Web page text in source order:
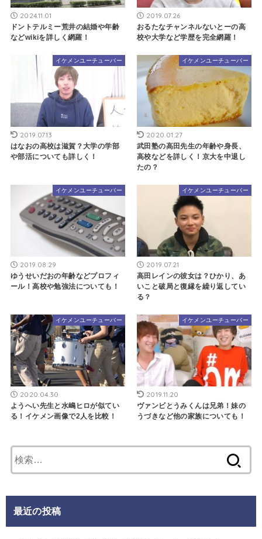
2024.11.01
ドントテルミー荒井の結婚や年齢
などwikiを詳しく網羅！
2019.07.26
おるたなチャンネルないとーの高
校や大学など学歴を完全網羅！
イケメンユーチューバー
2019.07.13
はなおの高校は滋賀？大学の学部
や部活についても詳しく！
イケメンユーチューバー
2020.01.27
武田塾の高田先生の年齢や身長、
高校などを詳しく！京大を中退し
たの？
イケメンユーチューバー
2019.08.29
ゆうせいだおの年齢などプロフィ
ール！高校や勉強法についても！
イケメンユーチューバー
2019.07.21
高田レインの彼女は？ひかり、あ
いこと破局と復縁を繰り返してい
る？
イケメンユーチューバー
2020.04.30
ようへい先生と水嶋ヒロが似てい
る！イケメン画像で2人を比較！
イケメンユーチューバー
2019.11.20
ヴァンビとうみくんは兄弟！妹の
うづきなど他の家族についても！
索:
最近の投稿